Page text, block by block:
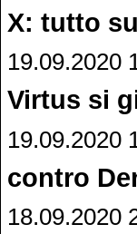
X: tutto
19.09.2020
Virtus si
19.09.2020
contro
18.09.2020